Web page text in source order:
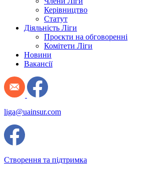
Керівництво
Статут
Діяльність Ліги
Проєкти на обговоренні
Комітети Ліги
Новини
Вакансії
liga@uainsur.com
Створення та підтримка